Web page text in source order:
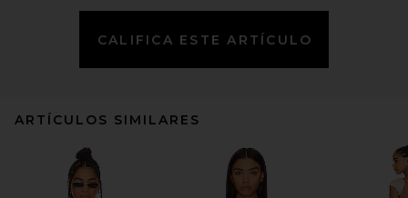
CALIFICA ESTE ARTÍCULO
ARTÍCULOS SIMILARES